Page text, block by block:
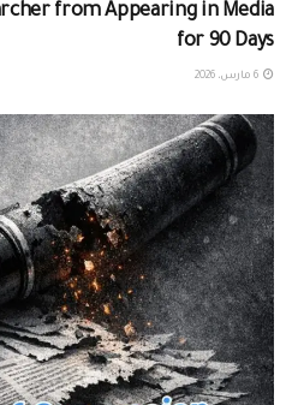
from Appearing in Media
for 90 Days